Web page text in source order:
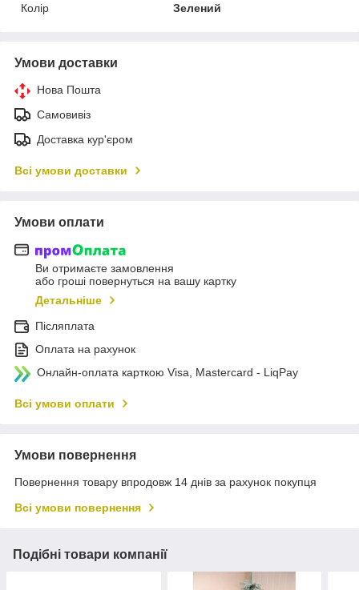
Колір
Зелений
Умови доставки
Нова Пошта
Самовивіз
Доставка кур'єром
Всі умови доставки
Умови оплати
Ви отримаєте замовлення
або гроші повернуться на вашу картку
Детальніше
Післяплата
Оплата на рахунок
Онлайн-оплата карткою Visa, Mastercard - LiqPay
Всі умови оплати
Умови повернення
Повернення товару впродовж 14 днів за рахунок покупця
Всі умови повернення
Подібні товари компанії